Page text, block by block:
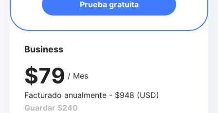
Prueba gratuita
Business
$79 / Mes
Facturado anualmente - $948 (USD)
Guardar $240